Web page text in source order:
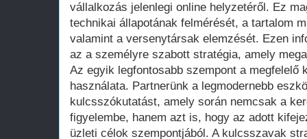
vállalkozás jelenlegi online helyzetéről. Ez
technikai állapotának felmérését, a tartalom
valamint a versenytársak elemzését. Ezen
az a személyre szabott stratégia, amely
Az egyik legfontosabb szempont a
használata. Partnerünk a legmodernebb
kulcsszókutatást, amely során nemcsak a
figyelembe, hanem azt is, hogy az adott
üzleti célok szempontjából. A kulcsszavak